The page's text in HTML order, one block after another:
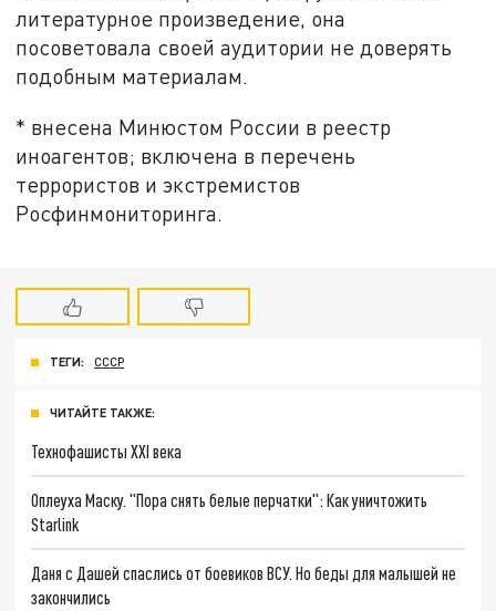
литературное произведение, она
посоветовала своей аудитории не доверять
подобным материалам.
* внесена Минюстом России в реестр
иноагентов; включена в перечень
террористов и экстремистов
Росфинмониторинга.
ТЕГИ: СССР
ЧИТАЙТЕ ТАКЖЕ:
Технофашисты XXI века
Оплеуха Маску. "Пора снять белые перчатки": Как уничтожить
Starlink
Даня с Дашей спаслись от боевиков ВСУ. Но беды для малышей не
закончились